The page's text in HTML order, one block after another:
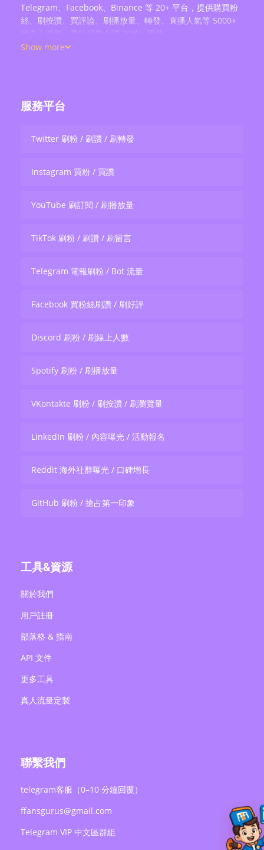
Telegram、Facebook、Binance 等 20+ 平台，提供購買粉
絲、刷按讚、買評論、刷播放量、轉發、直播人氣等 5000+
種真人服務，累計服務全球 20萬+ 用戶。
Show more
服務平台
Twitter 刷粉 / 刷讚 / 刷轉發
Instagram 買粉 / 買讚
YouTube 刷訂閱 / 刷播放量
TikTok 刷粉 / 刷讚 / 刷留言
Telegram 電報刷粉 / Bot 流量
Facebook 買粉絲刷讚 / 刷好評
Discord 刷粉 / 刷線上人數
Spotify 刷粉 / 刷播放量
VKontakte 刷粉 / 刷按讚 / 刷瀏覽量
LinkedIn 刷粉 / 內容曝光 / 活動報名
Reddit 海外社群曝光 / 口碑增長
GitHub 刷粉 / 搶占第一印象
工具&資源
關於我們
用戶註冊
部落格 & 指南
API 文件
更多工具
真人流量定製
聯繫我們
telegram客服（0–10 分鐘回覆）
ffansgurus@gmail.com
Telegram VIP 中文區群組